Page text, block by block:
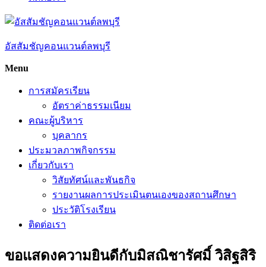
อัสสัมชัญคอนแวนต์ลพบุรี
Menu
การสมัครเรียน
อัตราค่าธรรมเนียม
คณะผู้บริหาร
บุคลากร
ประมวลภาพกิจกรรม
เกี่ยวกับเรา
วิสัยทัศน์และพันธกิจ
รายงานผลการประเมินตนเองของสถานศึกษา
ประวัติโรงเรียน
ติดต่อเรา
ขอแสดงความยินดีกับมิสณิชารัศมิ์ วิสิฐสิริ